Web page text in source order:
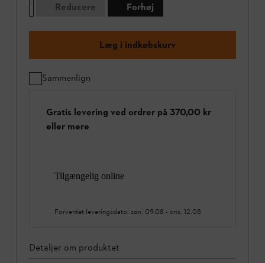
Reducere
Forhøj
Læg i indkøbskurv
Sammenlign
Gratis levering ved ordrer på 370,00 kr
eller mere
Tilgængelig online
Forventet leveringsdato: søn. 09.08 - ons. 12.08
Detaljer om produktet